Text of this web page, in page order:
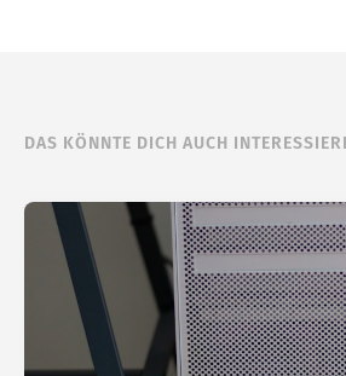
DAS KÖNNTE DICH AUCH